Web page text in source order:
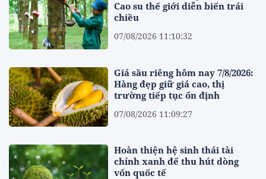
Cao su thế giới diễn biến trái
chiều
07/08/2026 11:10:32
Giá sầu riêng hôm nay 7/8/2026:
Hàng đẹp giữ giá cao, thị
trường tiếp tục ổn định
07/08/2026 11:09:27
Hoàn thiện hệ sinh thái tài
chính xanh để thu hút dòng
vốn quốc tế